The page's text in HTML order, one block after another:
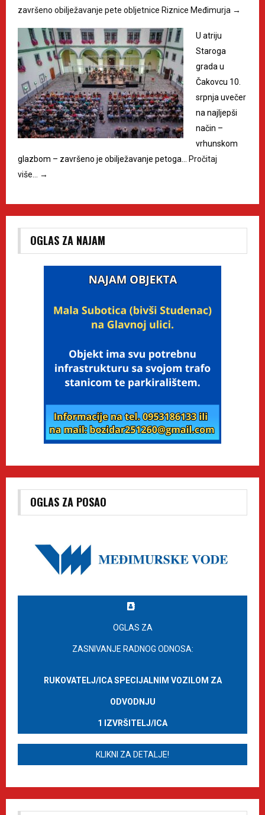
završeno obilježavanje pete obljetnice Riznice Međimurja →
U atriju
Staroga
grada u
Čakovcu 10.
srpnja uvečer
na najljepši
način –
vrhunskom
glazbom – završeno je obilježavanje petoga…
Pročitaj
više…
→
OGLAS ZA NAJAM
OGLAS ZA POSAO
OGLAS ZA
ZASNIVANJE RADNOG ODNOSA:
RUKOVATELJ/ICA SPECIJALNIM VOZILOM ZA
ODVODNJU
1 IZVRŠITELJ/ICA
KLIKNI ZA DETALJE!